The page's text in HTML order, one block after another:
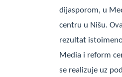
dijasporom, u
centru u Nišu.
rezultat
Media i reform
se realizuje uz